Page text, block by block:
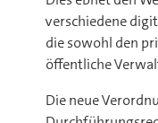
verschiedene
die sowohl den
öffentliche
Die neue